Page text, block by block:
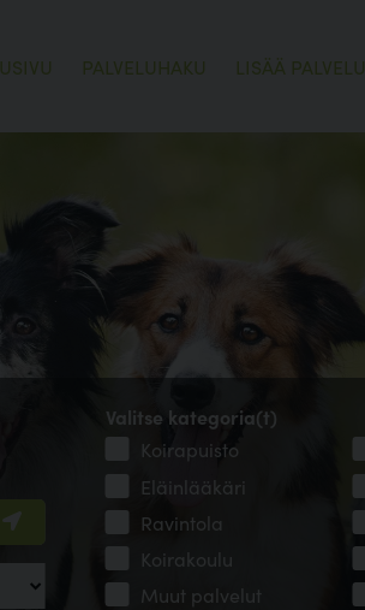
PALVELUHAKU LISÄÄ PALVELU
Valitse kategoria(t)
Koirapuisto
Eläinlääkäri
Ravintola
Koirakoulu
Muut palvelut